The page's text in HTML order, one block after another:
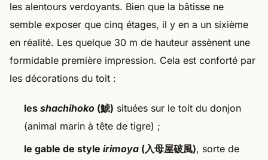
les alentours verdoyants. Bien que la bâtisse ne
semble exposer que cinq étages, il y en a un sixième
en réalité. Les quelque 30 m de hauteur assènent une
formidable première impression. Cela est conforté par
les décorations du toit :
les shachihoko (鯱) situées sur le toit du donjon
(animal marin à tête de tigre) ;
le gable de style irimoya (入母屋破風), sorte de